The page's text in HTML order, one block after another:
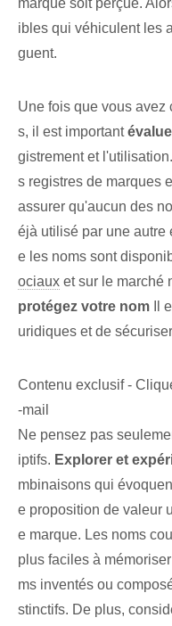
marque soit perçue.
ibles qui véhiculent les⁢
guent.
Une fois que vous avez
s, il est important
gistrement et
s registres de marques
assurer qu'aucun des
éjà utilisé par une autre
e les noms sont
ociaux et⁢ sur le marché
protégez votre nom Il
uridiques et de
Contenu exclusif -
-mail
Ne pensez pas
iptifs.⁣ Explorer et
mbinaisons qui
e proposition de valeur
e marque. Les noms
plus faciles à
ms inventés ou
stinctifs. De plus,